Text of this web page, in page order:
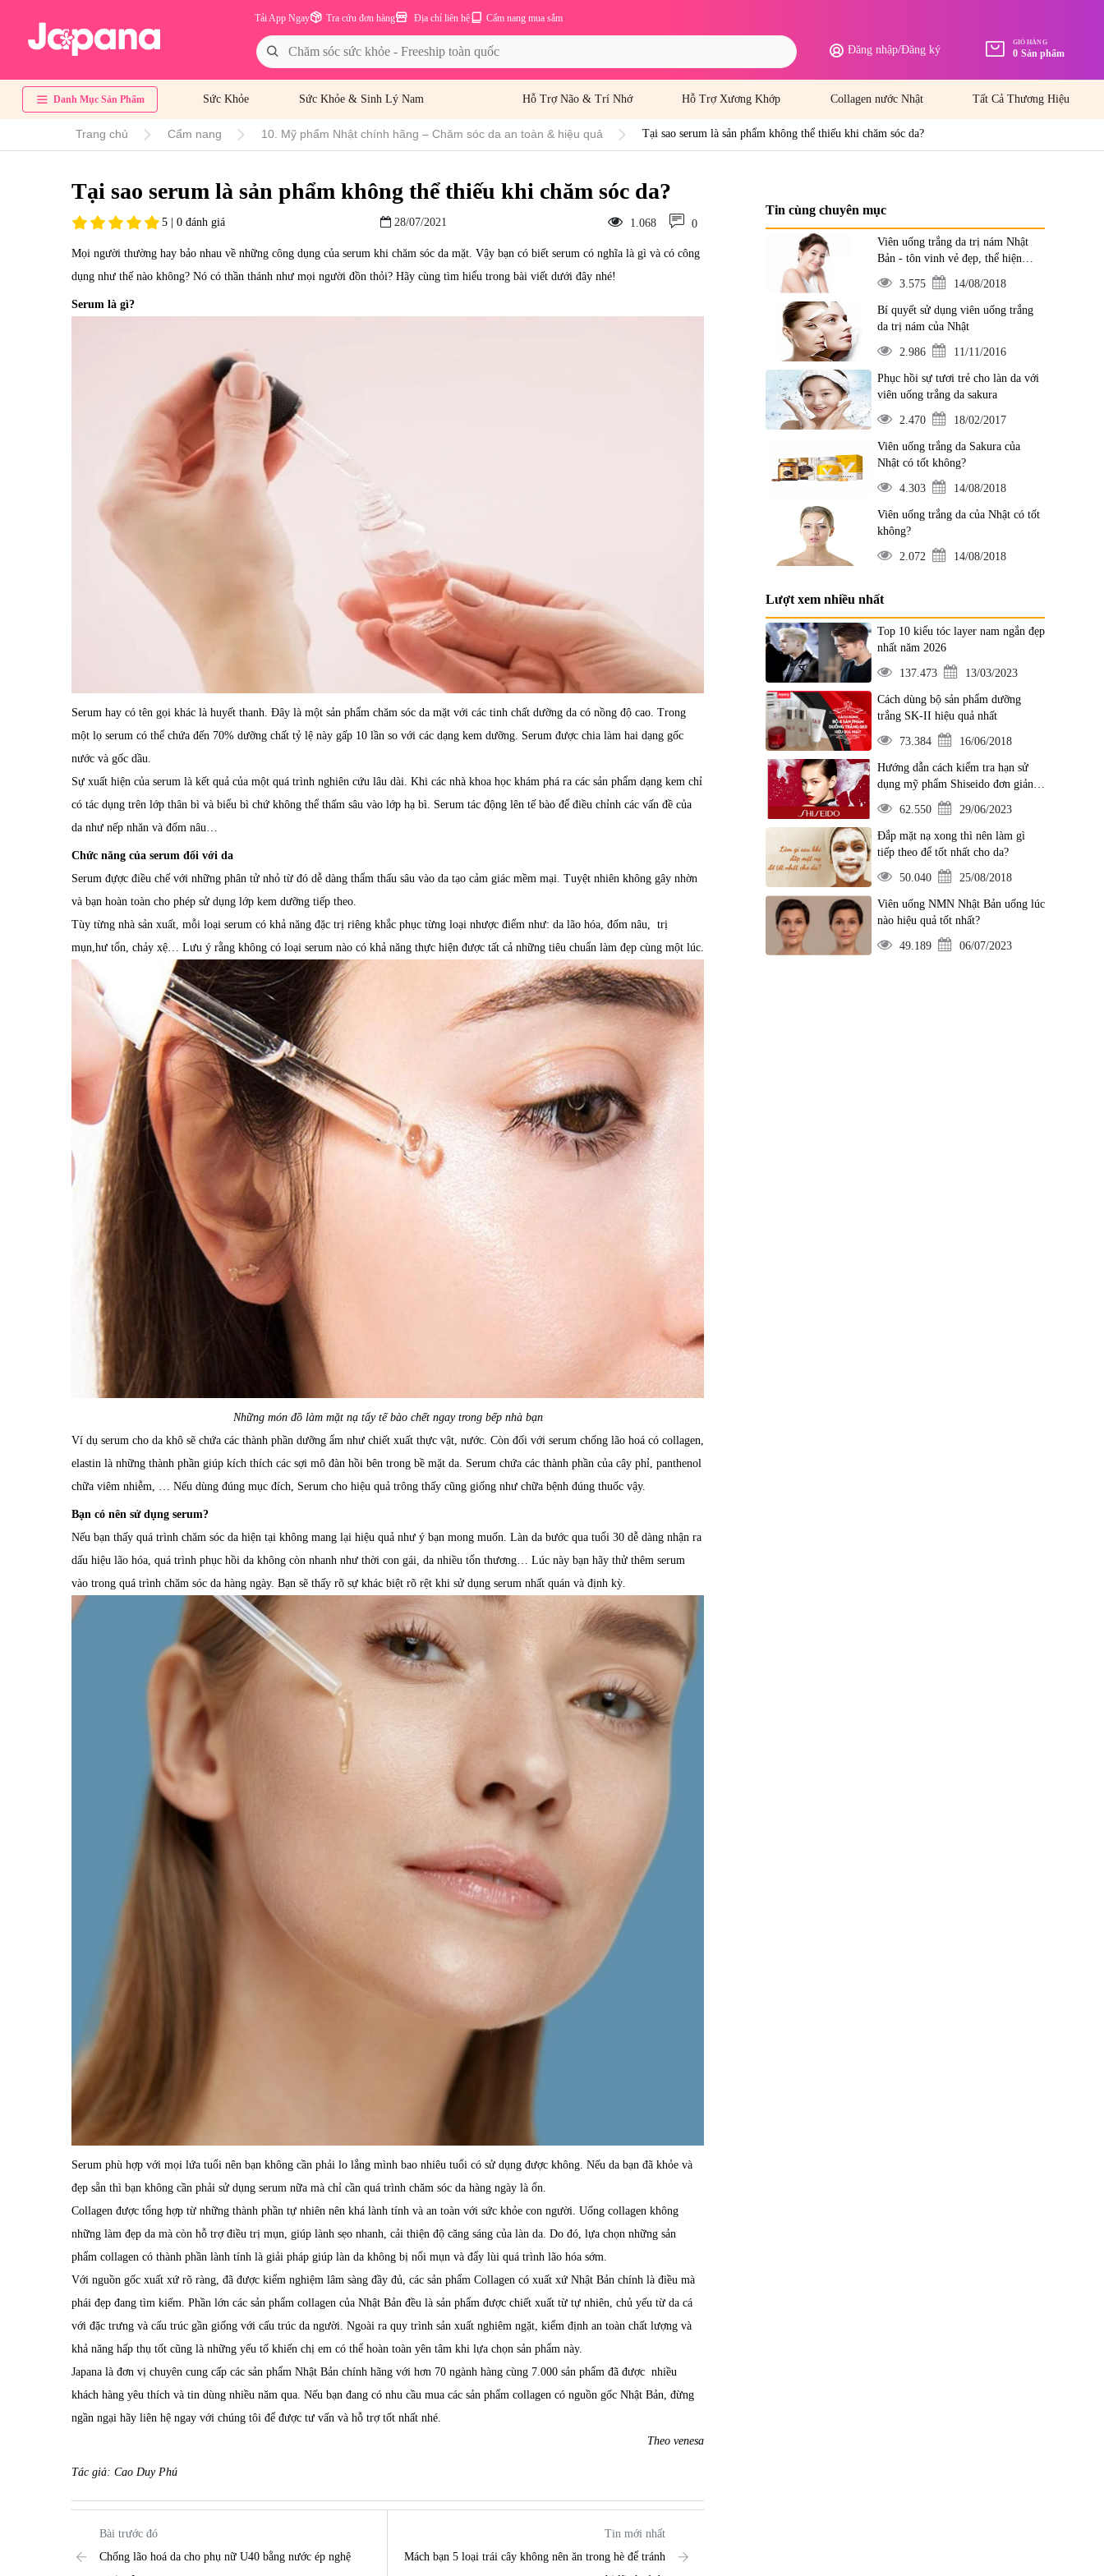
Cẩm nang mua sắm
Địa chỉ liên hệ
Tra cứu đơn hàng
Tải App Ngay
Đăng nhập/Đăng ký
GIỎ HÀNG
0 Sản phẩm
Danh Mục Sản Phẩm Sức Khỏe Sức Khỏe & Sinh Lý Nam Hỗ Trợ Não & Trí Nhớ Hỗ Trợ Xương Khớp Collagen nước Nhật Tất Cả Thương Hiệu
Trang chủ Cẩm nang 10. Mỹ phẩm Nhật chính hãng – Chăm sóc da an toàn & hiệu quả Tại sao serum là sản phẩm không thể thiếu khi chăm sóc da?
Tại sao serum là sản phẩm không thể thiếu khi chăm sóc da?
5 | 0 đánh giá 28/07/2021 1.068 0
Mọi người thường hay bảo nhau về những công dụng của serum khi chăm sóc da mặt. Vậy bạn có biết serum có nghĩa là gì và có công
dụng như thế nào không? Nó có thần thánh như mọi người đồn thỏi? Hãy cùng tìm hiểu trong bài viết dưới đây nhé!
Serum là gì?
Serum hay có tên gọi khác là huyết thanh. Đây là một sản phẩm chăm sóc da mặt với các tinh chất dưỡng da có nồng độ cao. Trong
một lọ serum có thể chứa đến 70% dưỡng chất tỷ lệ này gấp 10 lần so với các dạng kem dưỡng. Serum được chia làm hai dạng gốc
nước và gốc dầu.
Sự xuất hiện của serum là kết quả của một quá trình nghiên cứu lâu dài. Khi các nhà khoa học khám phá ra các sản phẩm dạng kem chỉ
có tác dụng trên lớp thân bì và biểu bì chứ không thể thấm sâu vào lớp hạ bì. Serum tác động lên tế bào để điều chỉnh các vấn đề của
da như nếp nhăn và đốm nâu…
Chức năng của serum đối với da
Serum đựợc điều chế với những phân tử nhỏ từ đó dễ dàng thẩm thấu sâu vào da tạo cảm giác mềm mại. Tuyệt nhiên không gây nhờn
và bạn hoàn toàn cho phép sử dụng lớp kem dưỡng tiếp theo.
Tùy từng nhà sản xuất, mỗi loại serum có khả năng đặc trị riêng khắc phục từng loại nhược điểm như: da lão hóa, đốm nâu, trị
mụn,hư tổn, chảy xệ… Lưu ý rằng không có loại serum nào có khả năng thực hiện được tất cả những tiêu chuẩn làm đẹp cùng một lúc.
Những món đồ làm mặt nạ tẩy tế bào chết ngay trong bếp nhà bạn
Ví dụ serum cho da khô sẽ chứa các thành phần dưỡng ẩm như chiết xuất thực vật, nước. Còn đối với serum chống lão hoá có collagen,
elastin là những thành phần giúp kích thích các sợi mô đàn hồi bên trong bề mặt da. Serum chứa các thành phần của cây phỉ, panthenol
chữa viêm nhiễm, … Nếu dùng đúng mục đích, Serum cho hiệu quả trông thấy cũng giống như chữa bệnh đúng thuốc vậy.
Bạn có nên sử dụng serum?
Nếu bạn thấy quá trình chăm sóc da hiện tại không mang lại hiệu quả như ý bạn mong muốn. Làn da bước qua tuổi 30 dễ dàng nhận ra
dấu hiệu lão hóa, quá trình phục hồi da không còn nhanh như thời con gái, da nhiều tổn thương… Lúc này bạn hãy thử thêm serum
vào trong quá trình chăm sóc da hàng ngày. Bạn sẽ thấy rõ sự khác biệt rõ rệt khi sử dụng serum nhất quán và định kỳ.
Serum phù hợp với mọi lứa tuổi nên bạn không cần phải lo lắng mình bao nhiêu tuổi có sử dụng được không. Nếu da bạn đã khỏe và
đẹp sẵn thì bạn không cần phải sử dụng serum nữa mà chỉ cần quá trình chăm sóc da hàng ngày là ổn.
Collagen được tổng hợp từ những thành phần tự nhiên nên khá lành tính và an toàn với sức khỏe con người. Uống collagen không
những làm đẹp da mà còn hỗ trợ điều trị mụn, giúp lành sẹo nhanh, cải thiện độ căng sáng của làn da. Do đó, lựa chọn những sản
phẩm collagen có thành phần lành tính là giải pháp giúp làn da không bị nổi mụn và đẩy lùi quá trình lão hóa sớm.
Với nguồn gốc xuất xứ rõ ràng, đã được kiểm nghiệm lâm sàng đầy đủ, các sản phẩm Collagen có xuất xứ Nhật Bản chính là điều mà
phái đẹp đang tìm kiếm. Phần lớn các sản phẩm collagen của Nhật Bản đều là sản phẩm được chiết xuất từ tự nhiên, chủ yếu từ da cá
với đặc trưng và cấu trúc gần giống với cấu trúc da người. Ngoài ra quy trình sản xuất nghiêm ngặt, kiểm định an toàn chất lượng và
khả năng hấp thụ tốt cũng là những yếu tố khiến chị em có thể hoàn toàn yên tâm khi lựa chọn sản phẩm này.
Japana là đơn vị chuyên cung cấp các sản phẩm Nhật Bản chính hãng với hơn 70 ngành hàng cùng 7.000 sản phẩm đã được nhiều
khách hàng yêu thích và tin dùng nhiều năm qua. Nếu bạn đang có nhu cầu mua các sản phẩm collagen có nguồn gốc Nhật Bản, đừng
ngần ngại hãy liên hệ ngay với chúng tôi để được tư vấn và hỗ trợ tốt nhất nhé.
Theo venesa
Tác giả: Cao Duy Phú
Bài trước đó
Chống lão hoá da cho phụ nữ U40 bằng nước ép nghệ
Tin mới nhất
Mách bạn 5 loại trái cây không nên ăn trong hè để tránh
Tin cùng chuyên mục
Viên uống trắng da trị nám Nhật
Bản - tôn vinh vẻ đẹp, thể hiện
đẳng cấp
3.575 14/08/2018
Bí quyết sử dụng viên uống trắng
da trị nám của Nhật
2.986 11/11/2016
Phục hồi sự tươi trẻ cho làn da với
viên uống trắng da sakura
2.470 18/02/2017
Viên uống trắng da Sakura của
Nhật có tốt không?
4.303 14/08/2018
Viên uống trắng da của Nhật có tốt
không?
2.072 14/08/2018
Lượt xem nhiều nhất
Top 10 kiểu tóc layer nam ngắn đẹp
nhất năm 2026
137.473 13/03/2023
Cách dùng bộ sản phẩm dưỡng
trắng SK-II hiệu quả nhất
73.384 16/06/2018
Hướng dẫn cách kiểm tra hạn sử
dụng mỹ phẩm Shiseido đơn giản
nhất
62.550 29/06/2023
Đắp mặt nạ xong thì nên làm gì
tiếp theo để tốt nhất cho da?
50.040 25/08/2018
Viên uống NMN Nhật Bản uống lúc
nào hiệu quả tốt nhất?
49.189 06/07/2023